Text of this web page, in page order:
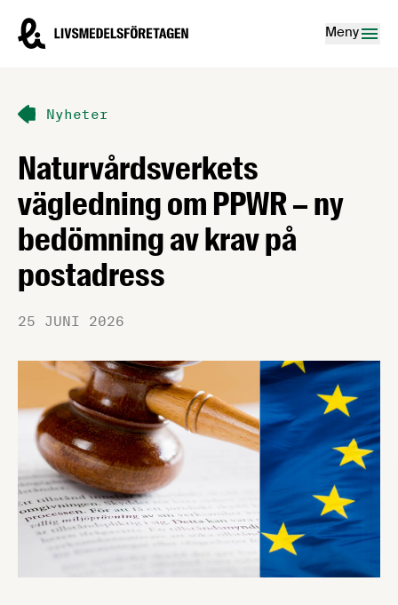
Livsmedelsföretagen – till startsidan
Meny
Nyheter
Naturvårdsverkets
vägledning om PPWR – ny
bedömning av krav på
postadress
25 JUNI 2026